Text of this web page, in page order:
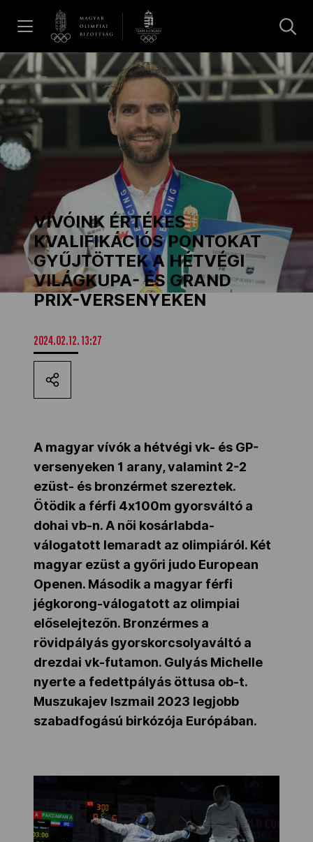
Hírek
Galéria
Dakar 2026
Los Angeles 2028
MOB
Kettőskarrier-program
NOB
Társszervezetek
OVEP
Adatbank
VÍVÓINK ÉRTÉKES
KVALIFIKÁCIÓS PONTOKAT
GYŰJTÖTTEK A HÉTVÉGI
VILÁGKUPA- ÉS GRAND
PRIX-VERSENYEKEN
2024.02.12. 13:27
A magyar vívók a hétvégi vk- és GP-
versenyeken 1 arany, valamint 2-2
ezüst- és bronzérmet szereztek.
Ötödik a férfi 4x100m gyorsváltó a
dohai vb-n. A női kosárlabda-
válogatott lemaradt az olimpiáról. Két
magyar ezüst a győri judo European
Openen. Második a magyar férfi
jégkorong-válogatott az olimpiai
előselejtezőn. Bronzérmes a
rövidpályás gyorskorcsolyaváltó a
drezdai vk-futamon. Gulyás Michelle
nyerte a fedettpályás öttusa ob-t.
Muszukajev Iszmail 2023 legjobb
szabadfogású birkózója Európában.